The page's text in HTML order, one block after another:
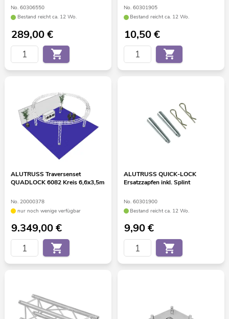
No. 60306550
Bestand reicht ca. 12 Wo.
289,00€
No. 60301905
Bestand reicht ca. 12 Wo.
10,50€
ALUTRUSS Traversenset
QUADLOCK 6082 Kreis 6,6x3,5m
No. 20000378
nur noch wenige verfügbar
9.349,00€
ALUTRUSS QUICK-LOCK
Ersatzzapfen inkl. Splint
No. 60301900
Bestand reicht ca. 12 Wo.
9,90€